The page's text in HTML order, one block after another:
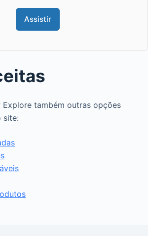
Assistir
Explore também outras opções
site: